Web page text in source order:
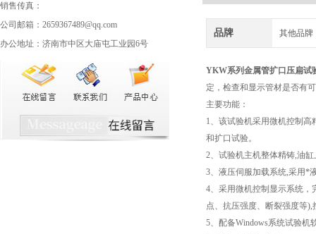
销售传真：
公司邮箱：2659367489@qq.com
办公地址：济南市中区大庙屯工业园6号
品牌 其他品牌
YKW系列金属管扩口压扁试
定，检查和显示管材是否有
主要功能：
1、该试验机采用微机控制
和扩口试验。
2、试验机主机整体精铸,油
3、液压伺服加载系统,采用*
4、采用微机控制显示系统
点、抗压强度、断裂强度等
5、配备Windows系统试验